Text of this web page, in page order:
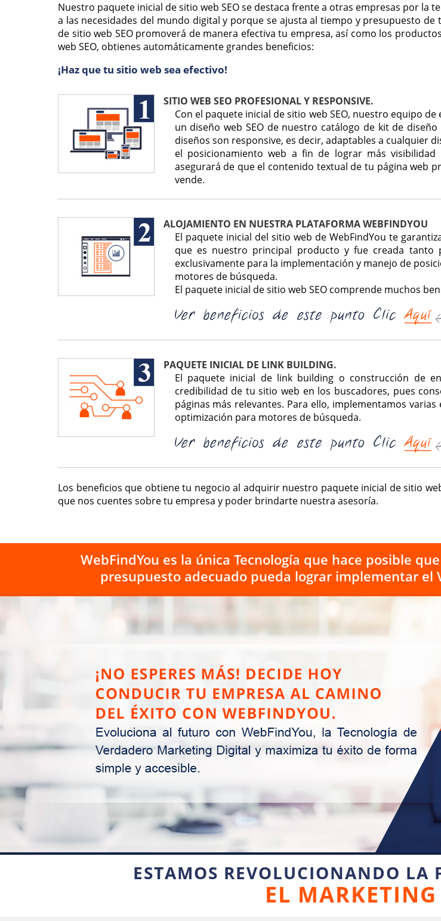
Nuestro paquete inicial de sitio web SEO se destaca frente a otras empresas por
a las necesidades del mundo digital y porque se ajusta al tiempo y presupuesto
de sitio web SEO promoverá de manera efectiva tu empresa, así como los
web SEO, obtienes automáticamente grandes beneficios:
¡Haz que tu sitio web sea efectivo!
SITIO WEB SEO PROFESIONAL Y RESPONSIVE.
Con el paquete inicial de sitio web SEO, nuestro equipo
un diseño web SEO de nuestro catálogo de kit de
diseños son responsive, es decir, adaptables a cualquier
el posicionamiento web a fin de lograr más
asegurará de que el contenido textual de tu página web
vende.
ALOJAMIENTO EN NUESTRA PLATAFORMA WEBFINDYOU
El paquete inicial del sitio web de WebFindYou te
que es nuestro principal producto y fue creada tanto
exclusivamente para la implementación y manejo de
motores de búsqueda.
El paquete inicial de sitio web SEO comprende muchos
PAQUETE INICIAL DE LINK BUILDING.
El paquete inicial de link building o construcción de
credibilidad de tu sitio web en los buscadores, pues
páginas más relevantes. Para ello, implementamos
optimización para motores de búsqueda.
Los beneficios que obtiene tu negocio al adquirir nuestro paquete inicial de sitio
que nos cuentes sobre tu empresa y poder brindarte nuestra asesoría.
WebFindYou es la única Tecnología que hace posible
presupuesto adecuado pueda lograr implementar el
ESTAMOS REVOLUCIONANDO LA
EL